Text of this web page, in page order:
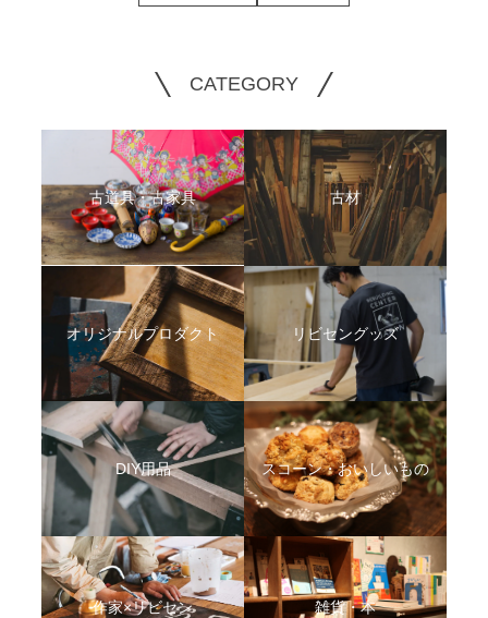
CATEGORY
古道具・古家具 古材
オリジナルプロダクト リビセングッズ
DIY用品 スコーン・おいしいもの
作家×リビセン 雑貨・本